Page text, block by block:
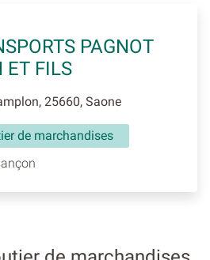
PAGNOT
ET FILS
25660, Saone
de marchandises